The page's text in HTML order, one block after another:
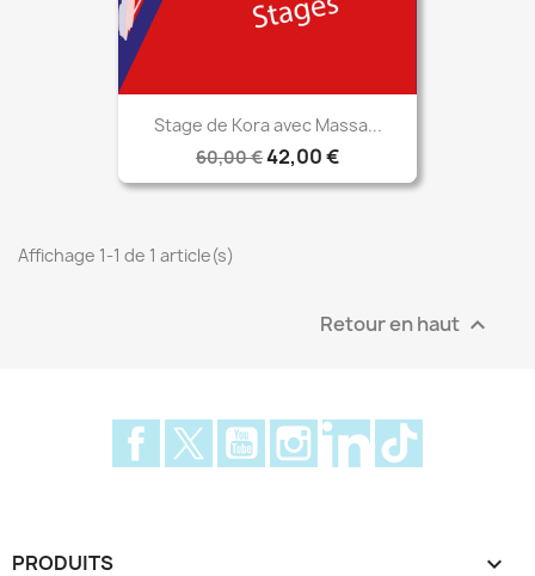
Stage de Kora avec Massa...
60,00 €42,00 €
Affichage 1-1 de 1 article(s)
Retour en haut 
FacebookTwitterYouTubeInstagram
LinkedIn
PRODUITS 